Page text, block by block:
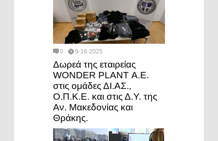
0 9-16-2025
Δωρεά της εταιρείας
WONDER PLANT Α.Ε.
στις ομάδες ΔΙ.ΑΣ.,
Ο.Π.Κ.Ε. και στις Δ.Υ. της
Αν. Μακεδονίας και
Θράκης.